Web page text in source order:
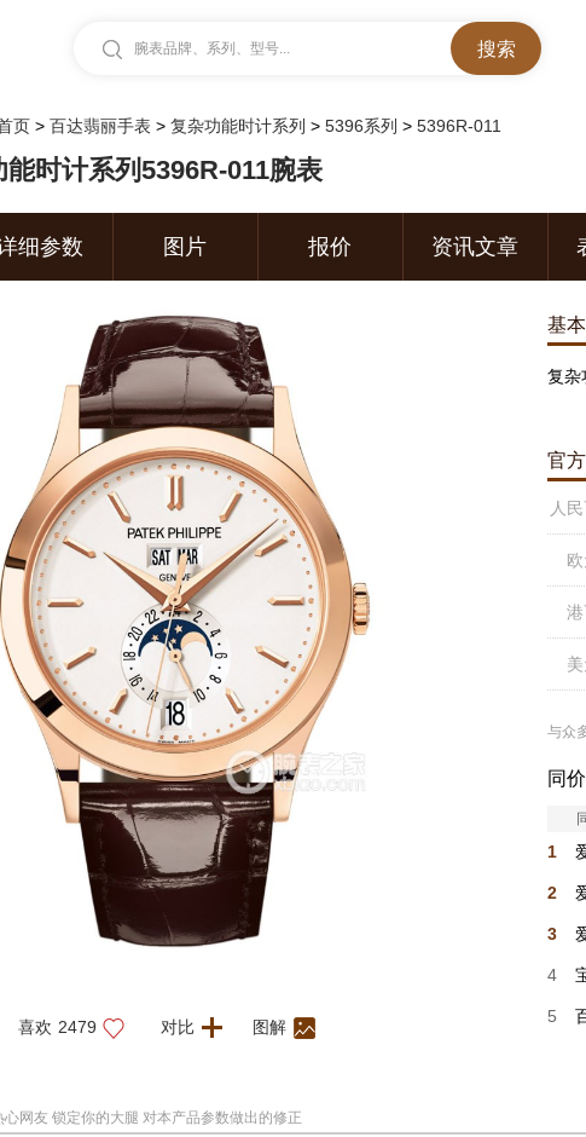
腕表品牌、系列、型号...
页 > 百达翡丽手表 > 复杂功能时计系列 > 5396系列 > 5396R-011
时计系列5396R-011腕表
细参数 图片 报价 资讯文章
喜欢 2479 对比 图解
基
复杂
官
人民
欧
港
美
与众
同
1
2
3
4
5
心网友 锁定你的大腿 对本产品参数做出的修正